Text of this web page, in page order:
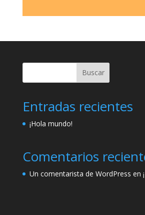
Buscar
Entradas recientes
¡Hola mundo!
Comentarios
Un comentarista de WordPress en